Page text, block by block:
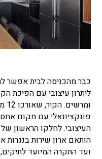
כבר מהכניסה לבית אפשר
ליתרון עיצובי עם הפיכת
פונקציונאלי עם מקום
העיצובי. לחלקו הראשון
הותאם ארון שירות
ועד התקרה המיועד לתיקים,